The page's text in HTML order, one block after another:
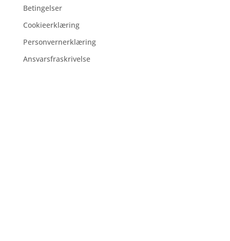
Betingelser
Cookieerklæring
Personvernerklæring
Ansvarsfraskrivelse